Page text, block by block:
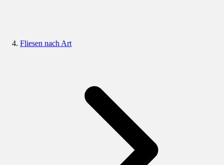
Fliesen nach Art